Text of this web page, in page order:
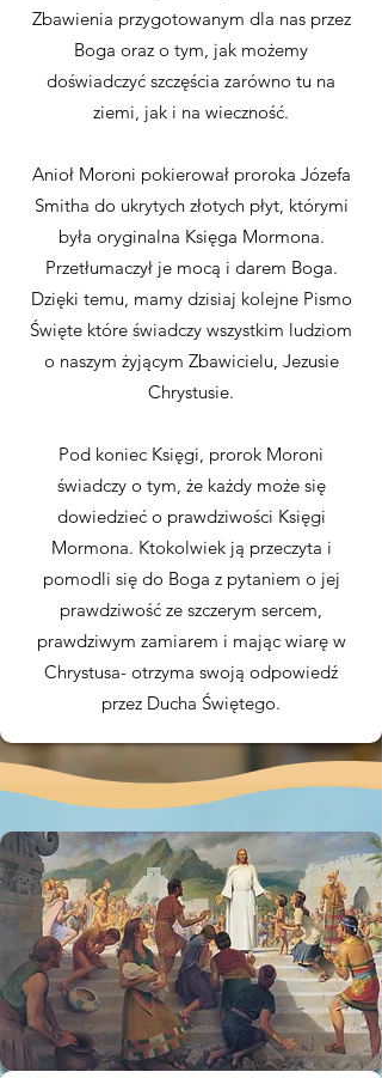
Zbawienia przygotowanym dla nas przez
Boga oraz o tym, jak możemy
doświadczyć szczęścia zarówno tu na
ziemi, jak i na wieczność.
Anioł Moroni pokierował proroka Józefa
Smitha do ukrytych złotych płyt, którymi
była oryginalna Księga Mormona.
Przetłumaczył je mocą i darem Boga.
Dzięki temu, mamy dzisiaj kolejne Pismo
Święte które świadczy wszystkim ludziom
o naszym żyjącym Zbawicielu, Jezusie
Chrystusie.
Pod koniec Księgi, prorok Moroni
świadczy o tym, że każdy może się
dowiedzieć o prawdziwości Księgi
Mormona. Ktokolwiek ją przeczyta i
pomodli się do Boga z pytaniem o jej
prawdziwość ze szczerym sercem,
prawdziwym zamiarem i mając wiarę w
Chrystusa- otrzyma swoją odpowiedź
przez Ducha Świętego.